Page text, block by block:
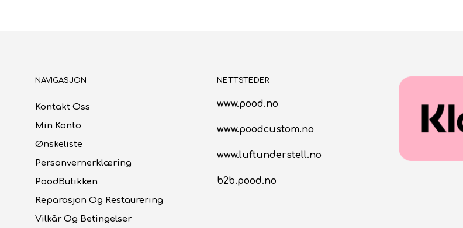
NAVIGASJON
Kontakt Oss
Min Konto
Ønskeliste
Personvernerklæring
PoodButikken
Reparasjon Og Restaurering
Vilkår Og Betingelser
NETTSTEDER
www.pood.no
www.poodcustom.no
www.luftunderstell.no
b2b.pood.no